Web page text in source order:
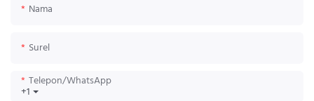
Nama
Surel
+1
Telepon/WhatsApp